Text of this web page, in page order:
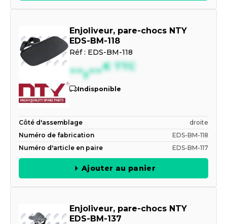
Enjoliveur, pare-chocs NTY
EDS-BM-118
Réf : EDS-BM-118
--,--€ TTC
Indisponible
Côté d'assemblage
droite
Numéro de fabrication
EDS-BM-118
Numéro d'article en paire
EDS-BM-117
Ajouter au panier
Enjoliveur, pare-chocs NTY
EDS-BM-137